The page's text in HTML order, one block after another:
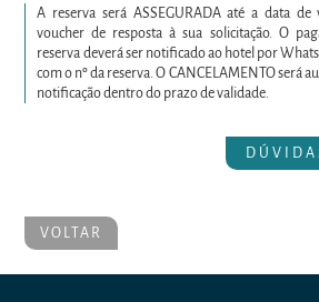
A reserva será ASSEGURADA até a data
voucher de resposta à sua solicitação. O
reserva deverá ser notificado ao hotel por
com o nº da reserva. O CANCELAMENTO será
notificação dentro do prazo de validade.
VOLTAR